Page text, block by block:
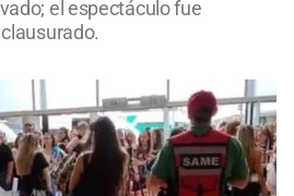
el espectáculo fue